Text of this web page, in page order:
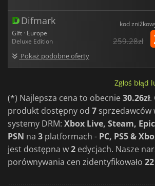
Difmark
Gift · Europe
Deluxe Edition
Pokaż podobne oferty
kod
259.28zł
Zgłoś
(*) Najlepsza cena to obecnie30.26zł.
produkt dostępny od 7 sprzedawców
systemy DRM: Xbox Live, Steam,
PSN na 3 platformach - PC, PS5 &
jest dostępna w2 edycjach. Nasze
porównywania cen zidentyfikowało 22